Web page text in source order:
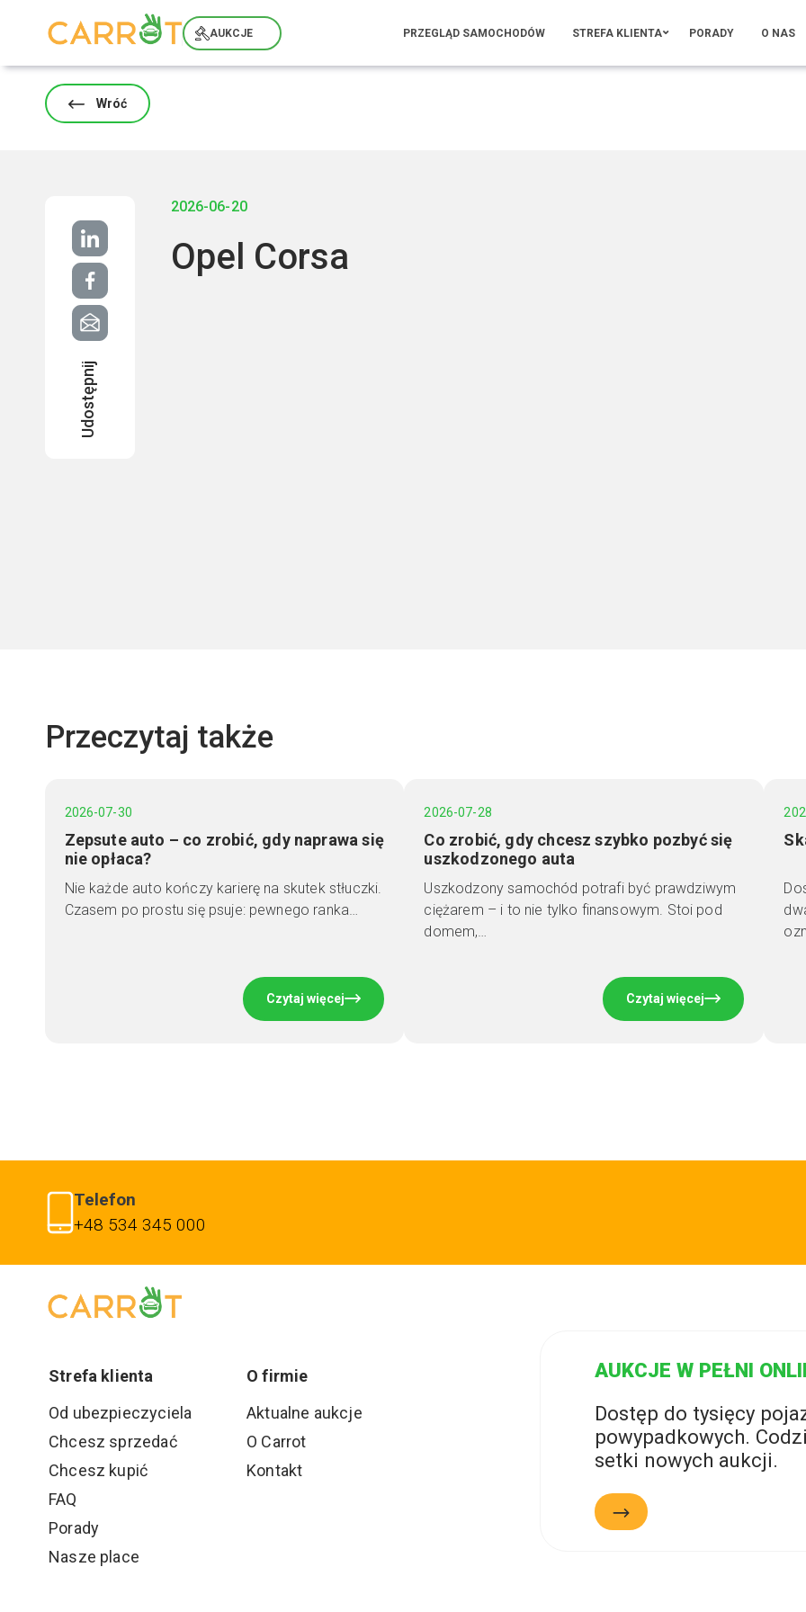
AUKCJE PRZEGLĄD SAMOCHODÓW STREFA KLIENTA PORADY O NAS
Wróć
2026-06-20
Opel Corsa
Przeczytaj także
2026-07-30
Zepsute auto – co zrobić, gdy naprawa się
nie opłaca?
Nie każde auto kończy karierę na skutek stłuczki.
Czasem po prostu się psuje: pewnego ranka…
Czytaj więcej
2026-07-28
Co zrobić, gdy chcesz szybko pozbyć się
uszkodzonego auta
Uszkodzony samochód potrafi być prawdziwym
ciężarem – i to nie tylko finansowym. Stoi pod
domem,…
Czytaj więcej
Telefon
+48 534 345 000
Strefa klienta
O firmie
Od ubezpieczyciela
Chcesz sprzedać
Chcesz kupić
FAQ
Porady
Nasze place
Aktualne aukcje
O Carrot
Kontakt
AUKCJE W PEŁNI
Dostęp do tysięcy
powypadkowych.
setki nowych aukcji.